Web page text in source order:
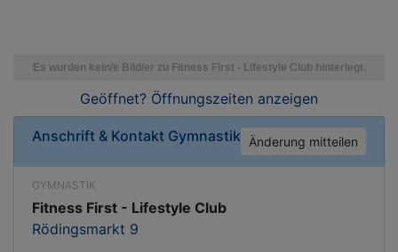
Geöffnet? Öffnungszeiten anzeigen
Anschrift & Kontakt Gymnastik Änderung mitteilen
GYMNASTIK
Fitness First - Lifestyle Club
Rödingsmarkt 9